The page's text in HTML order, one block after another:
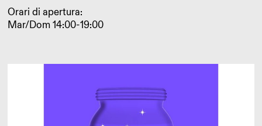
Orari di apertura:
Mar/Dom 14:00-19:00